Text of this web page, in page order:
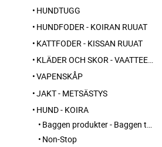
HUNDTUGG
HUNDFODER - KOIRAN RUUAT
KATTFODER - KISSAN RUUAT
KLÄDER OCH SKOR - VAATTEET JA KENGÄT
VAPENSKÅP
JAKT - METSÄSTYS
HUND - KOIRA
Baggen produkter - Baggen tuotteet
Non-Stop